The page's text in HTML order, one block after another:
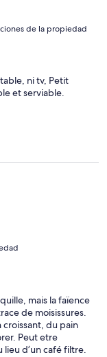
de la propiedad
ni tv, Petit
et serviable.
mais la faïence
de moisissures.
du pain
Peut etre
lieu d’un café filtre.